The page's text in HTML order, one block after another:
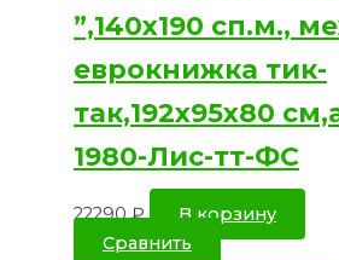
”,140х190 сп.м.,
еврокнижка тик-
так,192х95х80
1980-Лис-тт-ФС
22290₽
В корзину
Сравнить